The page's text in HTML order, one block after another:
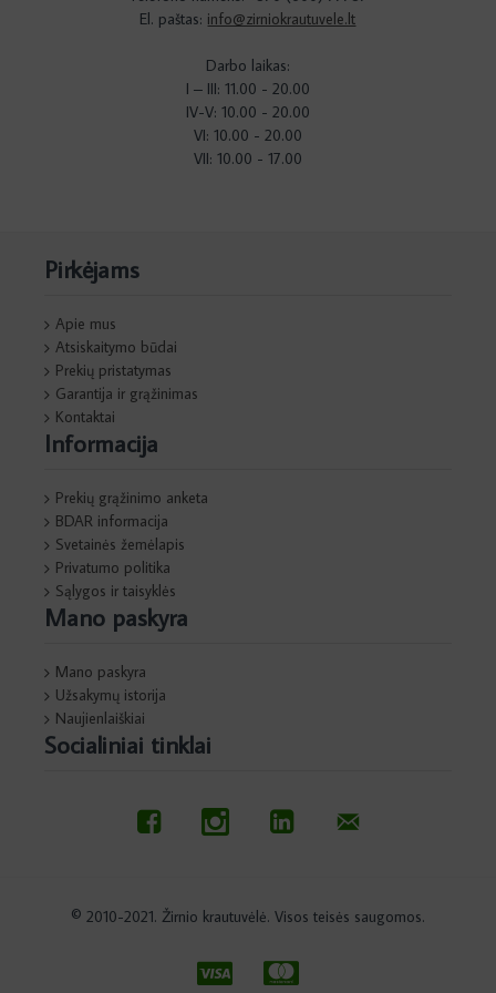
El. paštas: info@zirniokrautuvele.lt
Darbo laikas:
I – III: 11.00 - 20.00
IV-V: 10.00 - 20.00
VI: 10.00 - 20.00
VII: 10.00 - 17.00
Pirkėjams
Apie mus
Atsiskaitymo būdai
Prekių pristatymas
Garantija ir grąžinimas
Kontaktai
Informacija
Prekių grąžinimo anketa
BDAR informacija
Svetainės žemėlapis
Privatumo politika
Sąlygos ir taisyklės
Mano paskyra
Mano paskyra
Užsakymų istorija
Naujienlaiškiai
Socialiniai tinklai
© 2010-2021. Žirnio krautuvėlė. Visos teisės saugomos.